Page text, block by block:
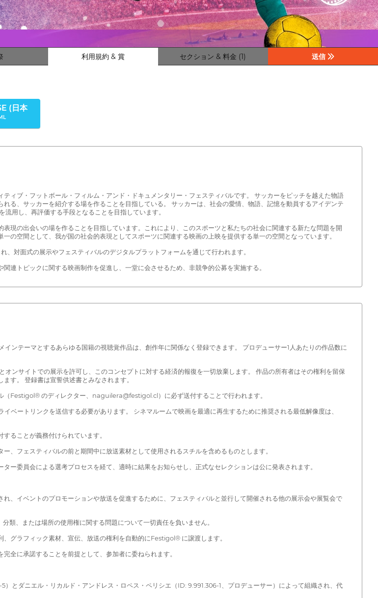
利用規約 & 賞 セクション & 料金 (1) 送信
(日本
ィブ・フットボール・フィルム・アンド・ドキュメンタリー・フェスティバルです。 サッカーをピッチを越えた物語
る、サッカーを紹介する場を作ることを目指している。 サッカーは、社会の愛情、物語、記憶を動員するアイデンテ
用し、再評価する手段となることを目指しています。
現の出会いの場を作ることを目指しています。これにより、このスポーツと私たちの社会に関連する新たな問題を開
の空間として、我が国の社会的表現としてスポーツに関連する映画の上映を提供する単一の空間となっています。
対面式の展示やフェスティバルのデジタルプラットフォームを通じて行われます。
連トピックに関する映画制作を促進し、一堂に会させるため、非競争的公募を実施する。
ンテーマとするあらゆる国籍の視聴覚作品は、創作年に関係なく登録できます。 プロデューサー1人あたりの作品数に
ンサイトでの展示を許可し、このコンセプトに対する経済的報復を一切放棄します。 作品の所有者はその権利を留保
す。 登録書は宣誓供述書とみなされます。
Festigol® のディレクター、naguilera@festigol.cl）に必ず送付することで行われます。
ベートリンクを送信する必要があります。 シネマルームで映画を最適に再生するために推奨される最低解像度は、
ることが義務付けられています。
、フェスティバルの前と期間中に放送素材として使用されるスチルを含めるものとします。
ー委員会による選考プロセスを経て、適時に結果をお知らせし、正式なセレクションは公に発表されます。
、イベントのプロモーションや放送を促進するために、フェスティバルと並行して開催される他の展示会や展覧会で
、または場所の使用権に関する問題について一切責任を負いません。
グラフィック素材、宣伝、放送の権利を自動的にFestigol® に譲渡します。
全に承諾することを前提として、参加者に委ねられます。
とダニエル・リカルド・アンドレス・ロペス・ペリシエ（ID: 9.991.306-1、プロデューサー）によって組織され、代